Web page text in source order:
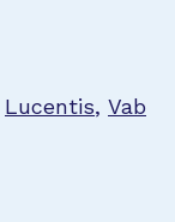
Lucentis, Vab